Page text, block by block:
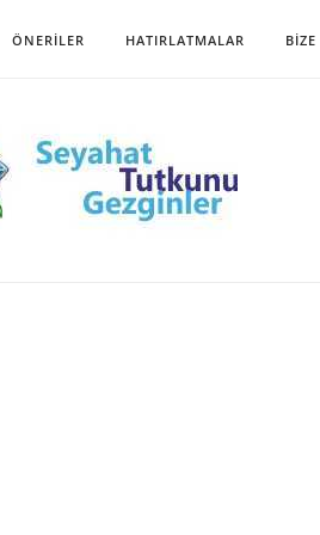
ÖNERILER HATIRLATMALAR